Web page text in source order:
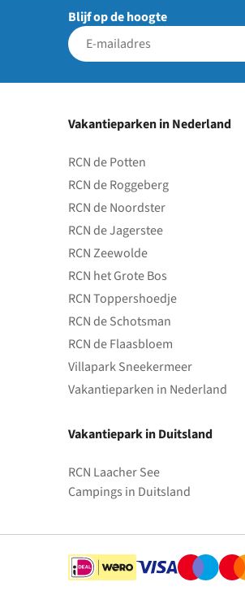
Blijf op de hoogte
Vakantieparken in Nederland
RCN de Potten
RCN de Roggeberg
RCN de Noordster
RCN de Jagerstee
RCN Zeewolde
RCN het Grote Bos
RCN Toppershoedje
RCN de Schotsman
RCN de Flaasbloem
Villapark Sneekermeer
Vakantieparken in Nederland
Vakantiepark in Duitsland
RCN Laacher See
Campings in Duitsland